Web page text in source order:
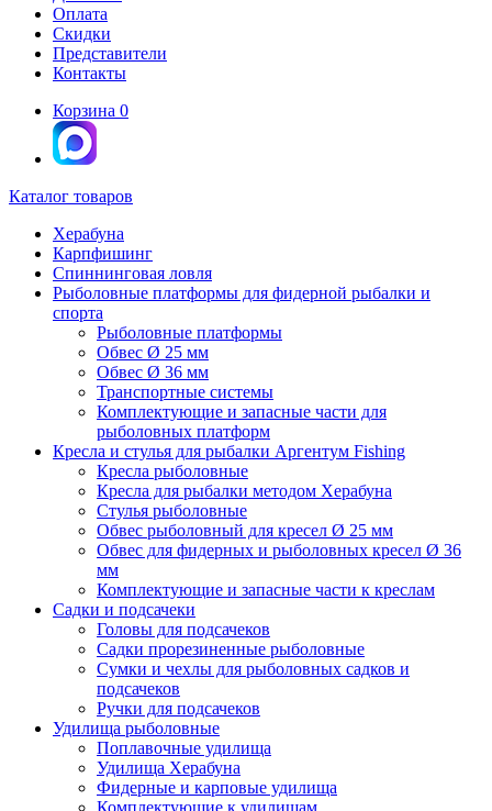
Оплата
Скидки
Представители
Контакты
Корзина 0
Каталог товаров
Херабуна
Карпфишинг
Спиннинговая ловля
Рыболовные платформы для фидерной рыбалки и
спорта
Рыболовные платформы
Обвес Ø 25 мм
Обвес Ø 36 мм
Транспортные системы
Комплектующие и запасные части для
рыболовных платформ
Кресла и стулья для рыбалки Аргентум Fishing
Кресла рыболовные
Кресла для рыбалки методом Херабуна
Стулья рыболовные
Обвес рыболовный для кресел Ø 25 мм
Обвес для фидерных и рыболовных кресел Ø 36
мм
Комплектующие и запасные части к креслам
Садки и подсачеки
Головы для подсачеков
Садки прорезиненные рыболовные
Сумки и чехлы для рыболовных садков и
подсачеков
Ручки для подсачеков
Удилища рыболовные
Поплавочные удилища
Удилища Херабуна
Фидерные и карповые удилища
Комплектующие к удилищам